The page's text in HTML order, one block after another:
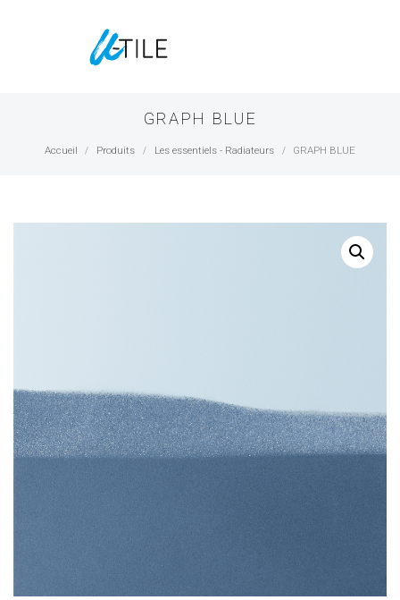
GRAPH BLUE
Accueil / Produits / Les essentiels - Radiateurs / GRAPH BLUE